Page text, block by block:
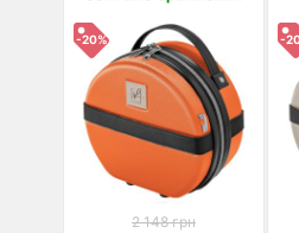
-20%
2 148 грн
-